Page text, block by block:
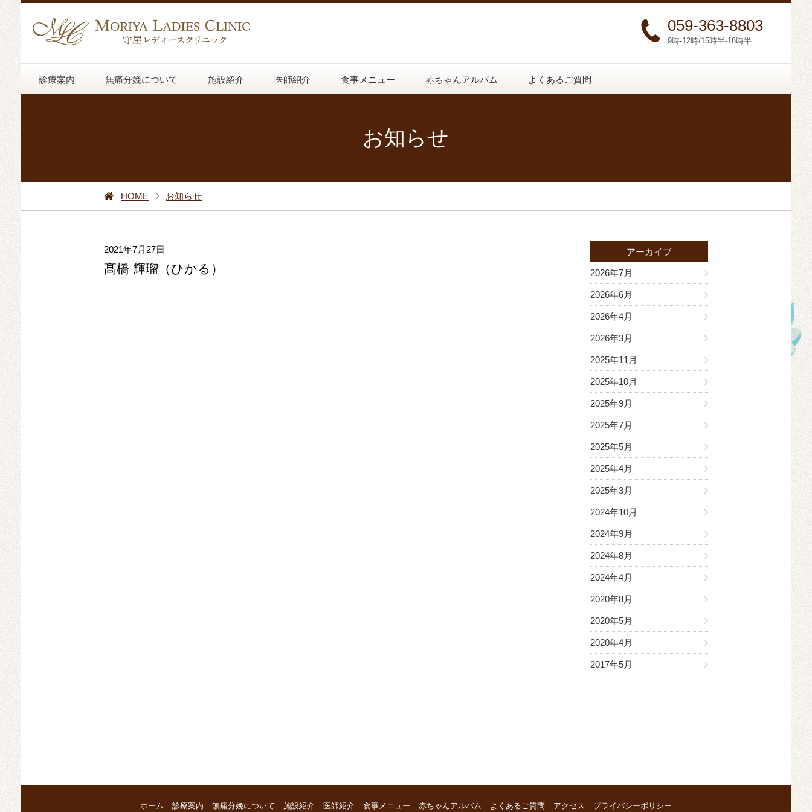
059-363-8803
9時-12時/15時半-18時半
診療案内 無痛分娩について 施設紹介 医師紹介 食事メニュー 赤ちゃんアルバム よくあるご質問
お知らせ
HOME お知らせ
2021年7月27日
髙橋 輝瑠（ひかる）
アーカイブ
2026年7月
2026年6月
2026年4月
2026年3月
2025年11月
2025年10月
2025年9月
2025年7月
2025年5月
2025年4月
2025年3月
2024年10月
2024年9月
2024年8月
2024年4月
2020年8月
2020年5月
2020年4月
2017年5月
ホーム 診療案内 無痛分娩について 施設紹介 医師紹介 食事メニュー 赤ちゃんアルバム よくあるご質問 アクセス プライバシーポリシー